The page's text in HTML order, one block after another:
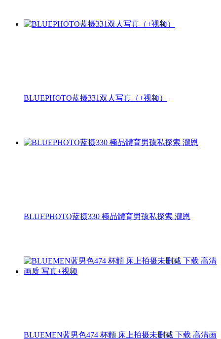
BLUEPHOTO蓝摄331双人写真（+视频）
BLUEPHOTO蓝摄330 極品體育男孩私探索 瀧恩
BLUEMEN蓝男色474 杯麵 床上拍摄未删减 下载 高清画